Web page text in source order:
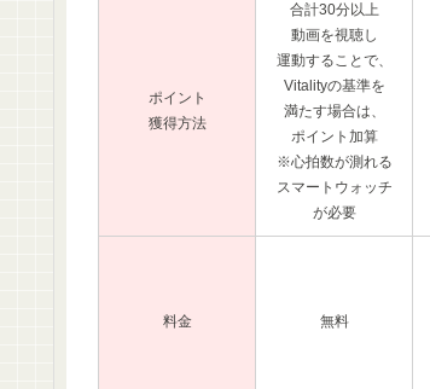
ポイント
獲得方法
合計30分以上
動画を視聴し
運動することで、
Vitalityの基準を
満たす場合は、
ポイント加算
※心拍数が測れる
スマートウォッチ
が必要
料金 無料